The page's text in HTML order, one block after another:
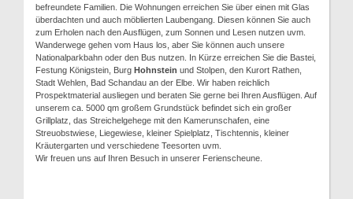
befreundete Familien. Die Wohnungen erreichen Sie über einen mit Glas
überdachten und auch möblierten Laubengang. Diesen können Sie auch
zum Erholen nach den Ausflügen, zum Sonnen und Lesen nutzen uvm.
Wanderwege gehen vom Haus los, aber Sie können auch unsere
Nationalparkbahn oder den Bus nutzen. In Kürze erreichen Sie die Bastei,
Festung Königstein, Burg Hohnstein und Stolpen, den Kurort Rathen,
Stadt Wehlen, Bad Schandau an der Elbe. Wir haben reichlich
Prospektmaterial ausliegen und beraten Sie gerne bei Ihren Ausflügen. Auf
unserem ca. 5000 qm großem Grundstück befindet sich ein großer
Grillplatz, das Streichelgehege mit den Kamerunschafen, eine
Streuobstwiese, Liegewiese, kleiner Spielplatz, Tischtennis, kleiner
Kräutergarten und verschiedene Teesorten uvm.
Wir freuen uns auf Ihren Besuch in unserer Ferienscheune.